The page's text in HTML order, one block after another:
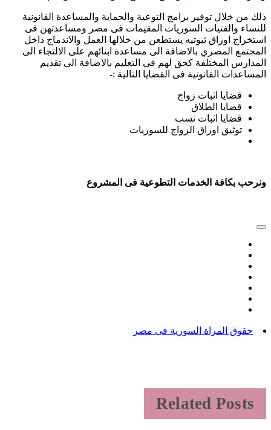
من خلال توفير برامج التوعية والحماية والمساعدة القانونية
والفتيات السوريات المقيمات فى مصر ومساعدتهن فى
اوراق ثبوتيه يستطعن من خلالها العمل والاندماج داخل
المصري بالاضافة الى مساعدة ابنائهم على الالتجاء الى
المختلفة كحق لهم فى التعليم بالاضافة الى تقديم
القانونية فى القضايا التالية :-
قضايا اثبات زواج
قضايا الطلاق
قضايا اثبات نسب
توثيق اوراق الزواج للسوريات
بكافة الخدمات التطوعية فى المشروع
حقوق المراة السورية فى مصر
Related Posts